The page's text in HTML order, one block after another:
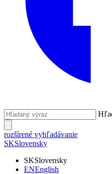
rozšírené vyhľadávanie
SKSlovensky
SKSlovensky
ENEnglish